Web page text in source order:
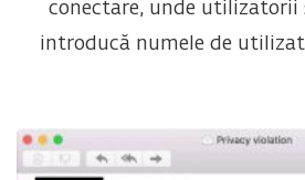
conectare, unde utilizatorii
introducă numele de